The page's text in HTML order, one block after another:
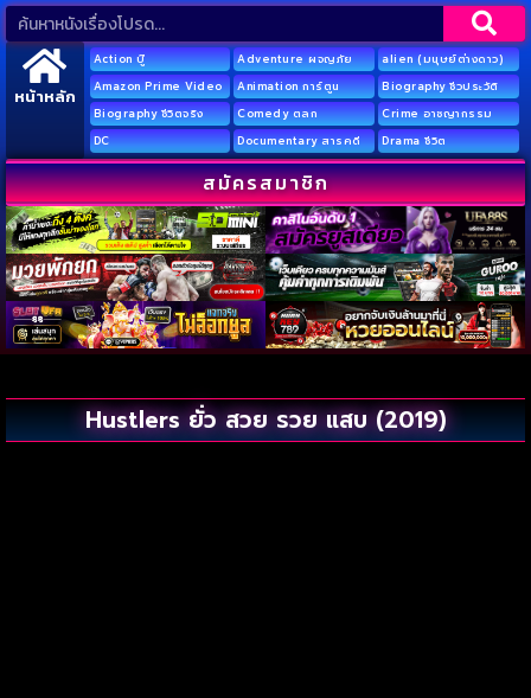
หน้าหลัก
Action บู๊ Adventure ผจญภัย
alien (มนุษย์ต่างดาว)
Amazon Prime Video
Animation การ์ตูน
Biography ชีวประวัติ
Biography ชีวิตจริง
Comedy ตลก
Crime อาชญากรรม
DC
Documentary สารคดี Drama ชีวิต
สมัครสมาชิก
Hustlers ยั่ว สวย รวย แสบ (2019)